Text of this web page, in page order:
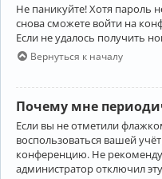
Не паникуйте! Хотя пароль
снова сможете войти на
Если не удалось получить
Вернуться к началу
Почему мне
Если вы не отметили
воспользоваться вашей
конференцию. Не
администратор отключил